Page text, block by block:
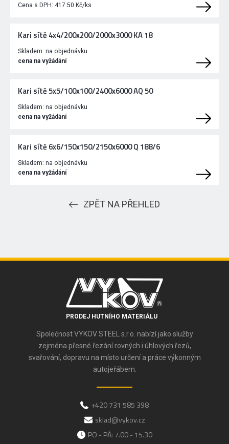
Cena s DPH: 417.50 Kč/ks
Kari sítě 4x4/200x200/2000x3000 KA 18
Skladem: na objednávku
cena na vyžádání
Kari sítě 5x5/100x100/2400x6000 AQ 50
Skladem: na objednávku
cena na vyžádání
Kari sítě 6x6/150x150/2150x6000 Q 188/6
Skladem: na objednávku
cena na vyžádání
ZPĚT NA PŘEHLED
PRODEJ HUTNÍHO MATERIÁLU
Společnost VYKOV STEEL s.r.o. nabízí jako služby
zejména přesné řezání rovných i úhlových řezů,
svařování, dopravu na místo určení a práce výkonným
autojeřábem.
+420 731 585 398
sklad@vykov.cz
PO - PÁ: 7.00 - 15.30